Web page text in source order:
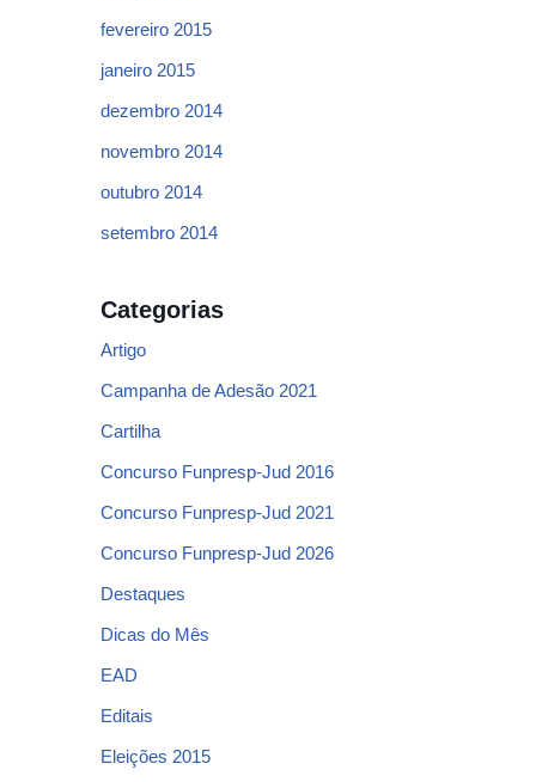
fevereiro 2015
janeiro 2015
dezembro 2014
novembro 2014
outubro 2014
setembro 2014
Categorias
Artigo
Campanha de Adesão 2021
Cartilha
Concurso Funpresp-Jud 2016
Concurso Funpresp-Jud 2021
Concurso Funpresp-Jud 2026
Destaques
Dicas do Mês
EAD
Editais
Eleições 2015